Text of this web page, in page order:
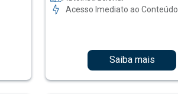
Acesso Imediato ao Conteúdo
Saiba mais